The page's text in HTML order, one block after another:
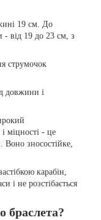
19 см. До
- від 19 до 23 см, з
струмочок
довжини і
міцності - це
зносостійке,
карабін,
і не розстібається
браслета?